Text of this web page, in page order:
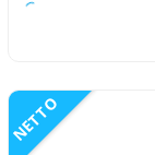
NETTO